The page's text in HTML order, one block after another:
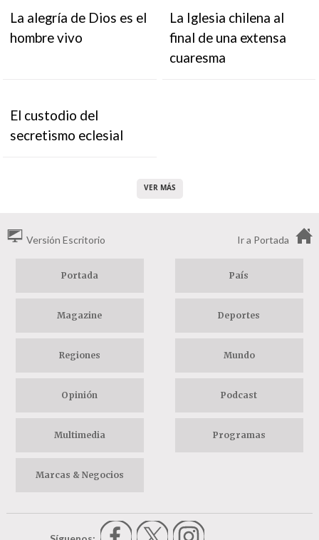
La alegría de Dios es el
hombre vivo
La Iglesia chilena al
final de una extensa
cuaresma
El custodio del
secretismo eclesial
VER MÁS
Versión Escritorio Ir a Portada
Portada País
Magazine Deportes
Regiones Mundo
Opinión Podcast
Multimedia Programas
Marcas & Negocios